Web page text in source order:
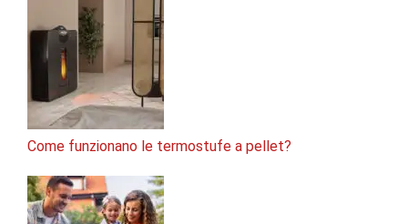
Come funzionano le termostufe a pellet?